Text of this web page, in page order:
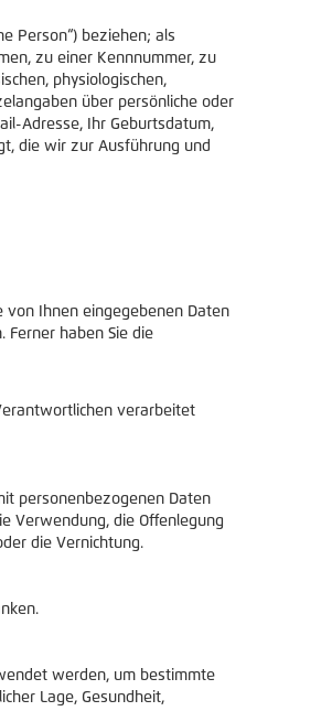
Person“) beziehen; als
zu einer Kennnummer, zu
physiologischen,
über persönliche oder
Adresse, Ihr Geburtsdatum,
die wir zur Ausführung und
von Ihnen eingegebenen Daten
Ferner haben Sie die
verarbeitet
personenbezogenen Daten
Verwendung, die Offenlegung
die Vernichtung.
werden, um bestimmte
Lage, Gesundheit,